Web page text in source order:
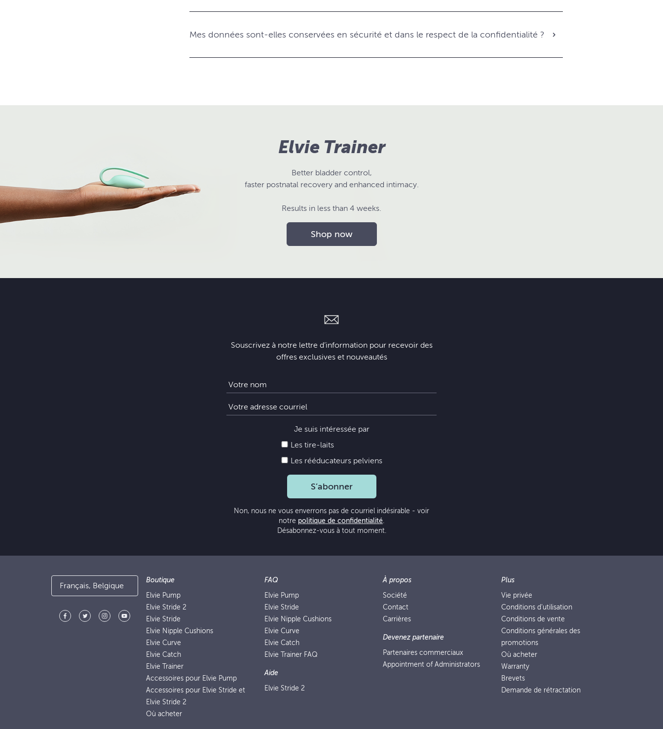
Mes données sont-elles conservées en sécurité et dans le respect de la confidentialité ?
Elvie Trainer
Better bladder control,
faster postnatal recovery and enhanced intimacy.
Results in less than 4 weeks.
Shop now
Souscrivez à notre lettre d’information pour recevoir des
offres exclusives et nouveautés
Je suis intéressée par
Les tire-laits
Les rééducateurs pelviens
S’abonner
Non, nous ne vous enverrons pas de courriel indésirable - voir
notre politique de confidentialité.
Désabonnez-vous à tout moment.
Français, Belgique
Boutique
Elvie Pump
Elvie Stride 2
Elvie Stride
Elvie Nipple Cushions
Elvie Curve
Elvie Catch
Elvie Trainer
Accessoires pour Elvie Pump
Accessoires pour Elvie Stride et
Elvie Stride 2
Où acheter
FAQ
Elvie Pump
Elvie Stride
Elvie Nipple Cushions
Elvie Curve
Elvie Catch
Elvie Trainer FAQ
Aide
Elvie Stride 2
À propos
Société
Contact
Carrières
Devenez partenaire
Partenaires commerciaux
Appointment of Administrators
Plus
Vie privée
Conditions d’utilisation
Conditions de vente
Conditions générales des
promotions
Où acheter
Warranty
Brevets
Demande de rétractation